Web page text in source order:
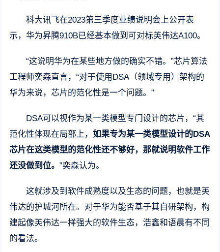
科大讯飞在2023第三季度业绩说明会上公开表
示，华为昇腾910B已经基本做到可对标英伟达A100。
“这说明华为在某些地方做的确实不错。”芯片算法
工程师奕森直言，“对于使用DSA（领域专用）架构的
华为来说，芯片的范化性是一个问题。”
DSA可以视作为某一类模型专门设计的芯片，“其
范化性体现在局部上，如果专为某一类模型设计的DSA
芯片在这类模型的范化性还不够好，那就说明软件工作
还没做到位。”奕森认为。
这就涉及到软件成熟度以及生态的问题，也就是英
伟达的护城河所在。对于华为能否基于其自研架构，构
建起像英伟达一样强大的软件生态，浩鑫和语晨有不同
的看法。